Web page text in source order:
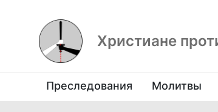
Христиане
Преследования Молитвы